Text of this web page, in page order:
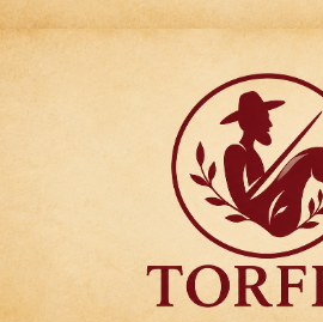
Articulos para
Regalo Torfer.